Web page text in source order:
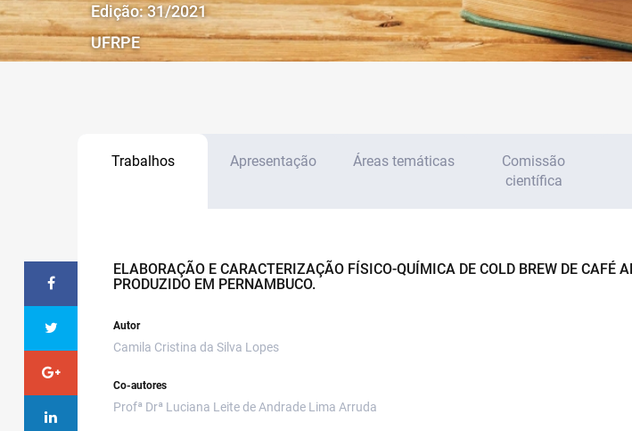
Edição: 31/2021
UFRPE
Trabalhos Apresentação Áreas temáticas
Comissão
científica
ELABORAÇÃO E CARACTERIZAÇÃO FÍSICO-QUÍMICA DE COLD BREW DE CAFÉ
PRODUZIDO EM PERNAMBUCO.
Autor
Camila Cristina da Silva Lopes
Co-autores
Profª Drª Luciana Leite de Andrade Lima Arruda